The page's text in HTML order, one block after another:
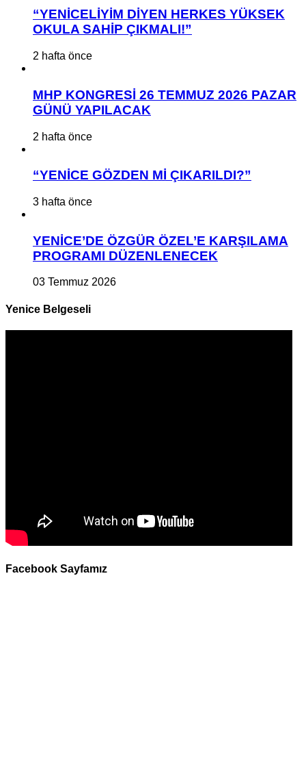
“YENİCELİYİM DİYEN HERKES YÜKSEK
OKULA SAHİP ÇIKMALI!”
2 hafta önce
MHP KONGRESİ 26 TEMMUZ 2026 PAZAR
GÜNÜ YAPILACAK
2 hafta önce
“YENİCE GÖZDEN Mİ ÇIKARILDI?”
3 hafta önce
YENİCE’DE ÖZGÜR ÖZEL’E KARŞILAMA
PROGRAMI DÜZENLENECEK
03 Temmuz 2026
Yenice Belgeseli
Facebook Sayfamız